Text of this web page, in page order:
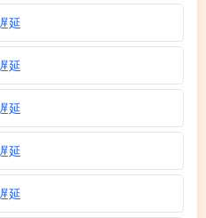
延
延
延
延
延